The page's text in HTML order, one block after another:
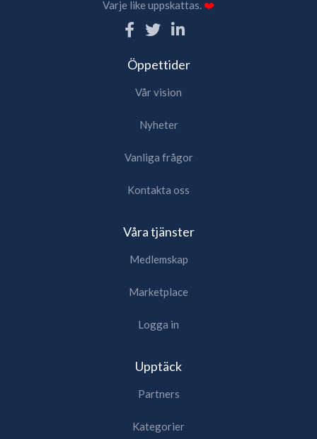
Varje like uppskattas.❤️
Öppettider
Vår vision
Nyheter
Vanliga frågor
Kontakta oss
Våra tjänster
Medlemskap
Marketplace
Logga in
Upptäck
Partners
Kategorier